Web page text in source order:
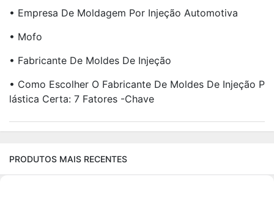
• Empresa De Moldagem Por Injeção Automotiva
• Mofo
• Fabricante De Moldes De Injeção
• Como Escolher O Fabricante De Moldes De Injeção P
Lástica Certa: 7 Fatores -chave
PRODUTOS MAIS RECENTES